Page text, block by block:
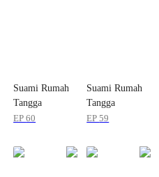
Suami Rumah
Tangga
EP60
Suami Rumah
Tangga
EP59